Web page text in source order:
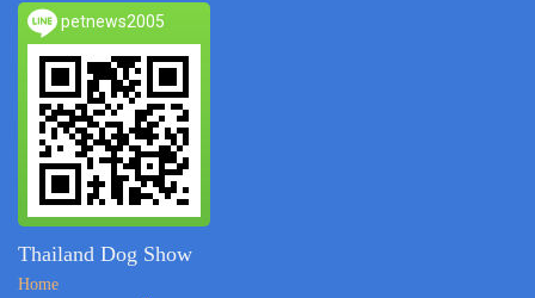
petnews2005
Thailand Dog Show
Home